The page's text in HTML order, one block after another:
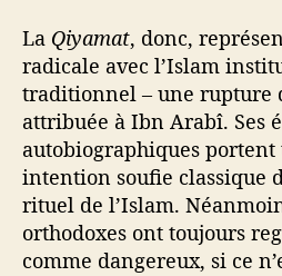
La Qiyamat, donc,
radicale avec l’Islam
traditionnel – une rupture
attribuée à Ibn Arabî. Ses
autobiographiques portent
intention soufie classique
rituel de l’Islam.
orthodoxes ont toujours
comme dangereux, si ce